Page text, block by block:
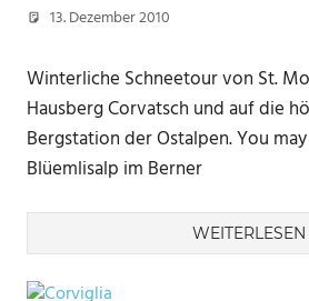
13. Dezember 2010
Winterliche Schneetour von St.
Hausberg Corvatsch und auf die
Bergstation der Ostalpen. You
Blüemlisalp im Berner
WEITERLESEN